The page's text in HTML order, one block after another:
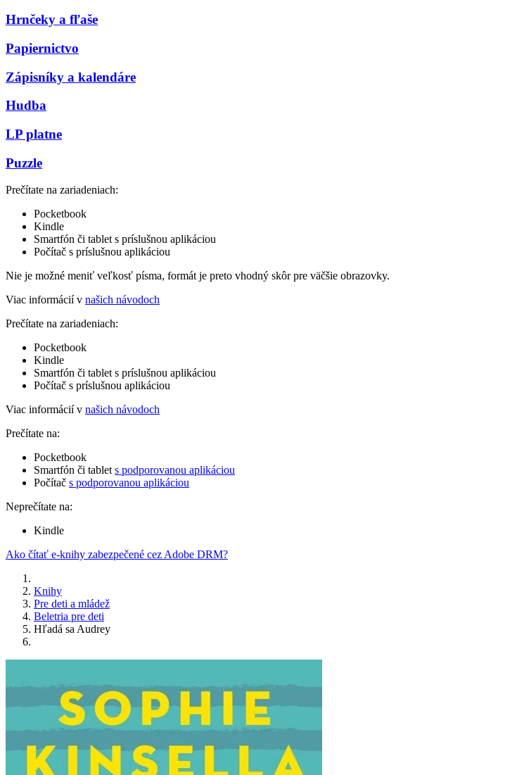
Hrnčeky a fľaše
Papiernictvo
Zápisníky a kalendáre
Hudba
LP platne
Puzzle
Prečítate na zariadeniach:
Pocketbook
Kindle
Smartfón či tablet s príslušnou aplikáciou
Počítač s príslušnou aplikáciou
Nie je možné meniť veľkosť písma, formát je preto vhodný skôr pre väčšie obrazovky.
Viac informácií v našich návodoch
Prečítate na zariadeniach:
Pocketbook
Kindle
Smartfón či tablet s príslušnou aplikáciou
Počítač s príslušnou aplikáciou
Viac informácií v našich návodoch
Prečítate na:
Pocketbook
Smartfón či tablet s podporovanou aplikáciou
Počítač s podporovanou aplikáciou
Neprečítate na:
Kindle
Ako čítať e-knihy zabezpečené cez Adobe DRM?
Knihy
Pre deti a mládež
Beletria pre deti
Hľadá sa Audrey